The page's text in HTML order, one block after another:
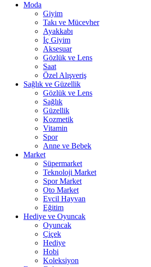
Moda
Giyim
Takı ve Mücevher
Ayakkabı
İç Giyim
Aksesuar
Gözlük ve Lens
Saat
Özel Alışveriş
Sağlık ve Güzellik
Gözlük ve Lens
Sağlık
Güzellik
Kozmetik
Vitamin
Spor
Anne ve Bebek
Market
Süpermarket
Teknoloji Market
Spor Market
Oto Market
Evcil Hayvan
Eğitim
Hediye ve Oyuncak
Oyuncak
Çiçek
Hediye
Hobi
Koleksiyon